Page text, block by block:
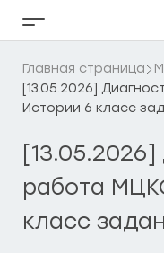
Кнопка
бокового
меню
Главная страница
[13.05.2026]
Истории 6 класс
работа
класс